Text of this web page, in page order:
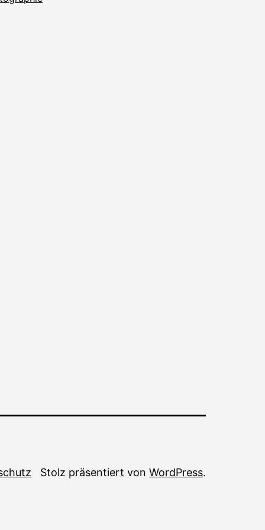
Stolz präsentiert von WordPress.